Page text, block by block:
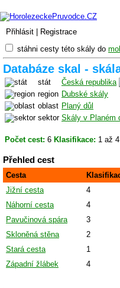
Přihlásit Registrace
stáhni cesty této skály do
Databáze skal -
stát
Česká republika
region Dubské skály
oblast Planý důl
sektor Skály v Planém
Počet cest: 6 Klasifikace: 1 až 4
Přehled cest
Cesta
Jižní cesta
4
Náhorní cesta
4
Pavučinová spára
3
Skloněná stěna
2
Stará cesta
1
Západní žlábek
4